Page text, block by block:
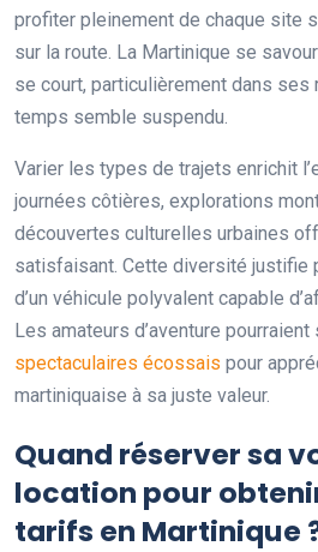
profiter pleinement de chaque site
sur la route. La Martinique se
se court, particulièrement dans ses
temps semble suspendu.
Varier les types de trajets enrichit
journées côtières, explorations
découvertes culturelles urbaines
satisfaisant. Cette diversité justifie
d’un véhicule polyvalent capable
Les amateurs d’aventure pourraient
spectaculaires écossais pour
martiniquaise à sa juste valeur.
Quand réserver sa
location pour
tarifs en Martinique